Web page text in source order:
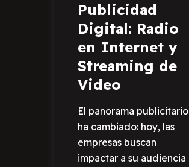
Publicidad
Digital: Radio
en Internet y
Streaming de
Video
El panorama publicitario
ha cambiado: hoy, las
empresas buscan
impactar a su audiencia